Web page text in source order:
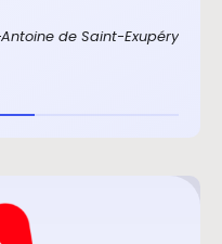
Antoine de Saint-Exupéry